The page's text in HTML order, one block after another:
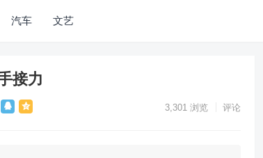
汽车 文艺
接力
3,301 浏览 评论